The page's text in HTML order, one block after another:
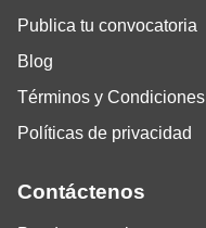
Publica tu convocatoria
Blog
Términos y Condiciones
Políticas de privacidad
Contáctenos